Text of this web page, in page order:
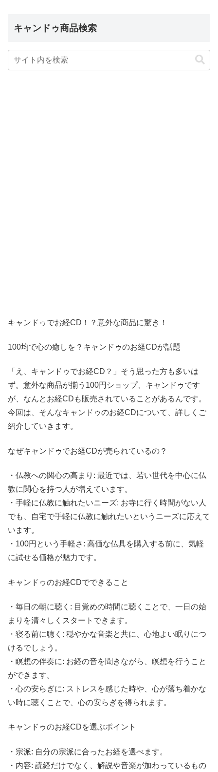
キャンドゥ商品検索
キャンドゥでお経CD！？意外な商品に驚き！
100均で心の癒しを？キャンドゥのお経CDが話題
「え、キャンドゥでお経CD？」そう思った方も多いは
ず。意外な商品が揃う100円ショップ、キャンドゥです
が、なんとお経CDも販売されていることがあるんです。
今回は、そんなキャンドゥのお経CDについて、詳しくご
紹介していきます。
なぜキャンドゥでお経CDが売られているの？
・仏教への関心の高まり: 最近では、若い世代を中心に仏
教に関心を持つ人が増えています。
・手軽に仏教に触れたいニーズ: お寺に行く時間がない人
でも、自宅で手軽に仏教に触れたいというニーズに応えて
います。
・100円という手軽さ: 高価な仏具を購入する前に、気軽
に試せる価格が魅力です。
キャンドゥのお経CDでできること
・毎日の朝に聴く: 目覚めの時間に聴くことで、一日の始
まりを清々しくスタートできます。
・寝る前に聴く: 穏やかな音楽と共に、心地よい眠りにつ
けるでしょう。
・瞑想の伴奏に: お経の音を聞きながら、瞑想を行うこと
ができます。
・心の安らぎに: ストレスを感じた時や、心が落ち着かな
い時に聴くことで、心の安らぎを得られます。
キャンドゥのお経CDを選ぶポイント
・宗派: 自分の宗派に合ったお経を選べます。
・内容: 読経だけでなく、解説や音楽が加わっているもの